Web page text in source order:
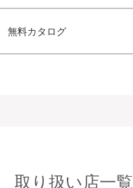
無料カタログ
取り扱い店一覧